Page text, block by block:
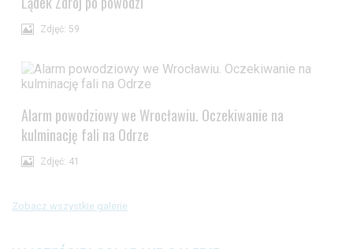
Zdjęć: 59
Alarm powodziowy we Wrocławiu. Oczekiwanie na
kulminację fali na Odrze
Zdjęć: 41
Zobacz wszystkie galerie